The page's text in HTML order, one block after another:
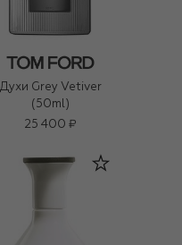
Духи Grey Vetiver
(50ml)
25 400 ₽